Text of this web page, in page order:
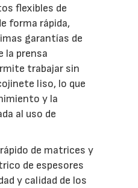
flexibles de
forma rápida,
garantías de
la prensa
trabajar sin
liso, lo que
y la
al uso de
de matrices y
de espesores
y calidad de los